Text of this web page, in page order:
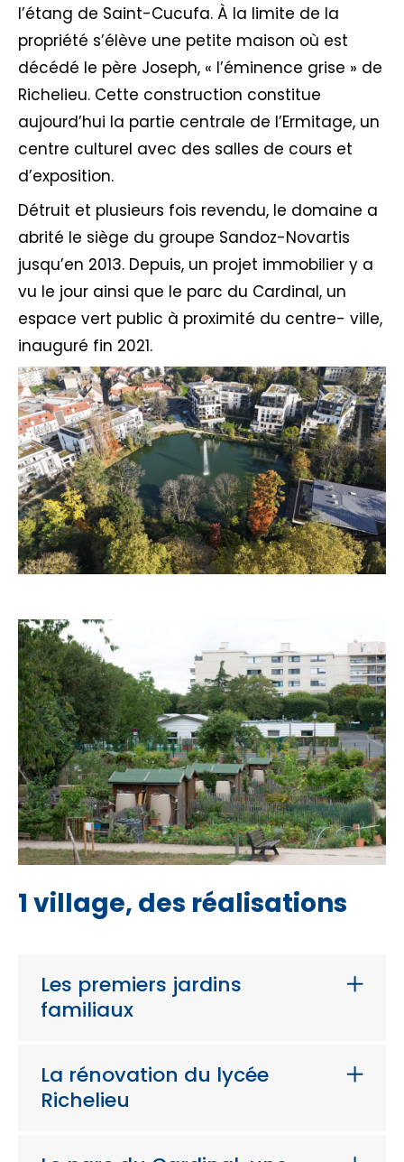
l’étang de Saint-Cucufa. À la limite de la
propriété s’élève une petite maison où est
décédé le père Joseph, « l’éminence grise » de
Richelieu. Cette construction constitue
aujourd’hui la partie centrale de l’Ermitage, un
centre culturel avec des salles de cours et
d’exposition.
Détruit et plusieurs fois revendu, le domaine a
abrité le siège du groupe Sandoz-Novartis
jusqu’en 2013. Depuis, un projet immobilier y a
vu le jour ainsi que le parc du Cardinal, un
espace vert public à proximité du centre- ville,
inauguré fin 2021.
1 village, des réalisations
Les premiers jardins
familiaux
La rénovation du lycée
Richelieu